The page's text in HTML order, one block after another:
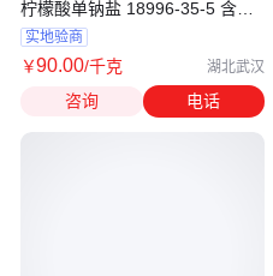
柠檬酸单钠盐 18996-35-5 含量
99%
实地验商
￥90.00/千克 湖北武汉
咨询 电话